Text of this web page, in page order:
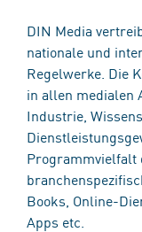
DIN Media
nationale und
Regelwerke. Die
in allen medialen
Industrie,
Programmvielfalt
Books, Online-
Apps etc.